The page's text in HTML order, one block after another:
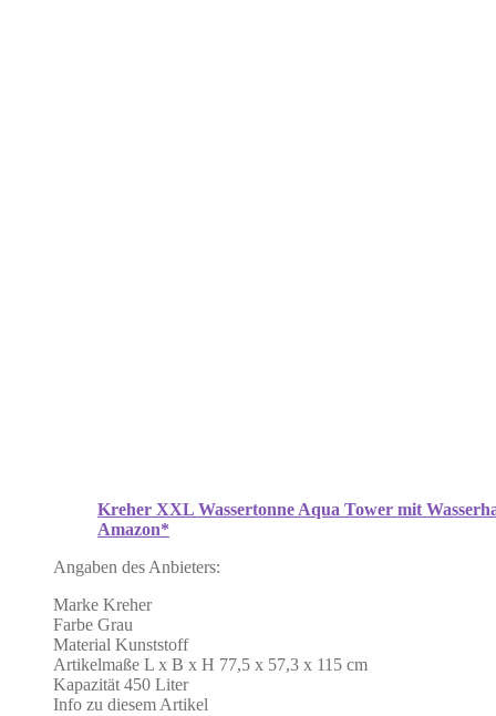
Kreher XXL Wassertonne Aqua Tower mit
Amazon*
Angaben des Anbieters:
Marke Kreher
Farbe Grau
Material Kunststoff
Artikelmaße L x B x H 77,5 x 57,3 x 115 cm
Kapazität 450 Liter
Info zu diesem Artikel